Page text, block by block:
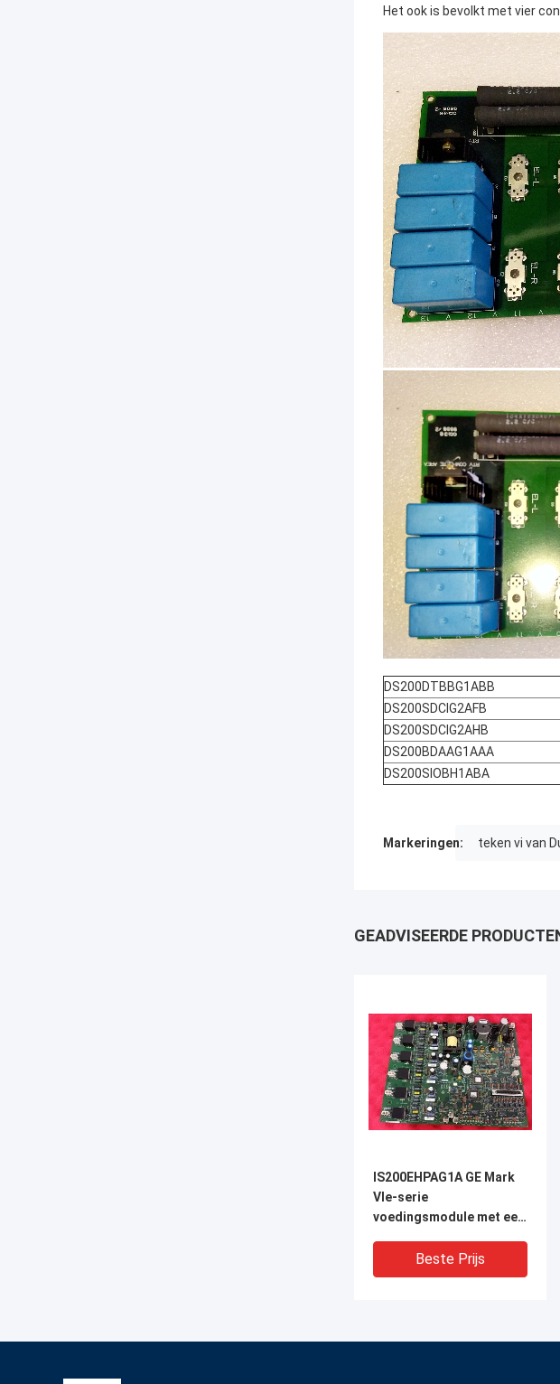
Het ook is bevolkt met vier
DS200DTBBG1ABB
DS200SDCIG2AFB
DS200SDCIG2AHB
DS200BDAAG1AAA
DS200SIOBH1ABA
Markeringen: teken vi van
GEADVISEERDE
IS200EHPAG1A GE Mark
VIe-serie
voedingsmodule met een
batterij back-up voor
noodhydraulische
Beste Prijs